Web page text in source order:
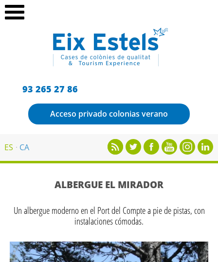
93 265 27 86
Acceso privado colonias verano
ES CA
ALBERGUE EL MIRADOR
Un albergue moderno en el Port del Compte a pie de pistas, con
instalaciones cómodas.